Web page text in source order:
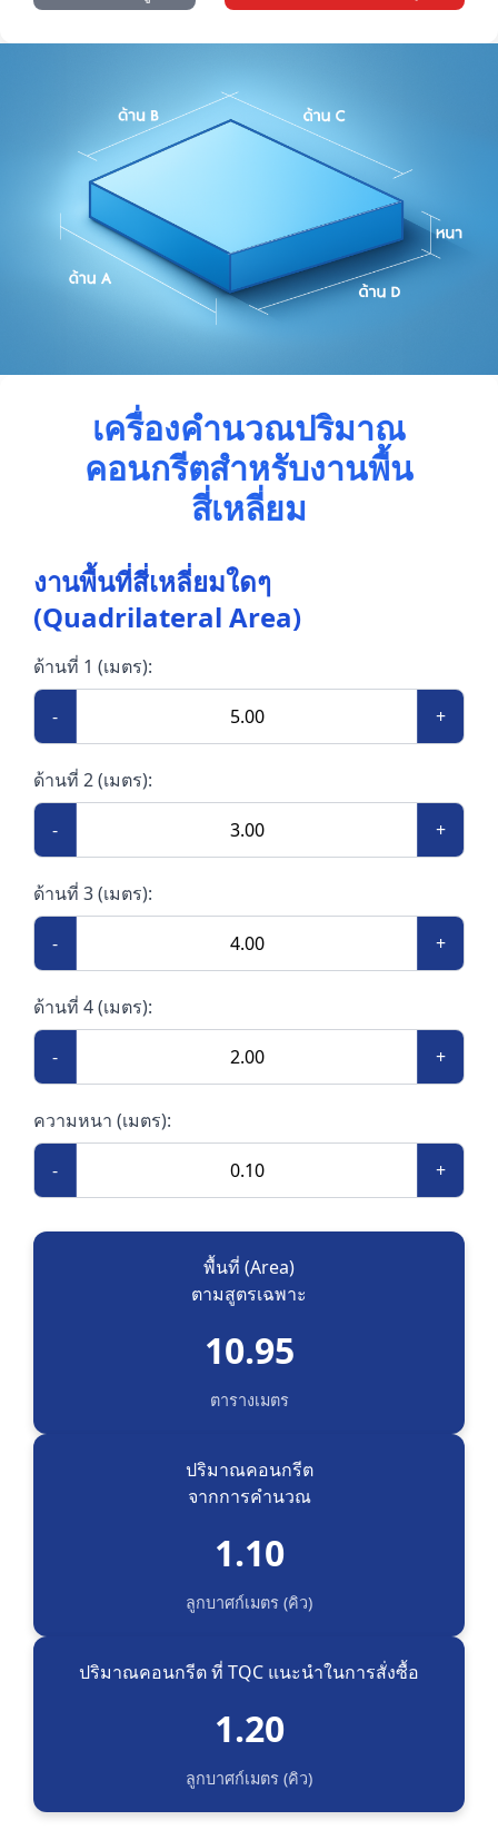
เครื่องคำนวณปริมาณ
คอนกรีตสำหรับงานพื้น
สี่เหลี่ยม
งานพื้นที่สี่เหลี่ยมใดๆ
(Quadrilateral Area)
ด้านที่ 1 (เมตร):
- +
ด้านที่ 2 (เมตร):
- +
ด้านที่ 3 (เมตร):
- +
ด้านที่ 4 (เมตร):
- +
ความหนา (เมตร):
- +
พื้นที่ (Area)
ตามสูตรเฉพาะ
10.95
ตารางเมตร
ปริมาณคอนกรีต
จากการคำนวณ
1.10
ลูกบาศก์เมตร (คิว)
ปริมาณคอนกรีต ที่ TQC แนะนำในการสั่งซื้อ
1.20
ลูกบาศก์เมตร (คิว)